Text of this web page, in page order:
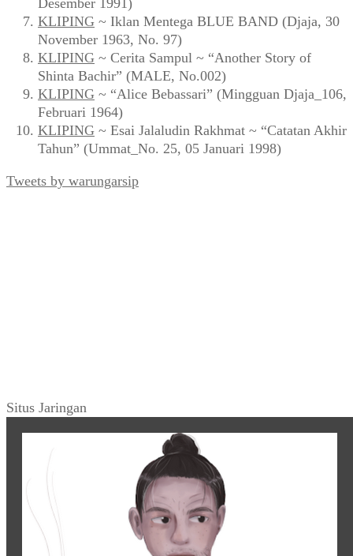
KLIPING ~ Iklan Mentega BLUE BAND (Djaja, 30
November 1963, No. 97)
KLIPING ~ Cerita Sampul ~ “Another Story of
Shinta Bachir” (MALE, No.002)
KLIPING ~ “Alice Bebassari” (Mingguan Djaja_106,
Februari 1964)
KLIPING ~ Esai Jalaludin Rakhmat ~ “Catatan Akhir
Tahun” (Ummat_No. 25, 05 Januari 1998)
Tweets by warungarsip
Situs Jaringan